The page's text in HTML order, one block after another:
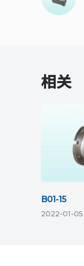
相关
B01-15
2022-01-05